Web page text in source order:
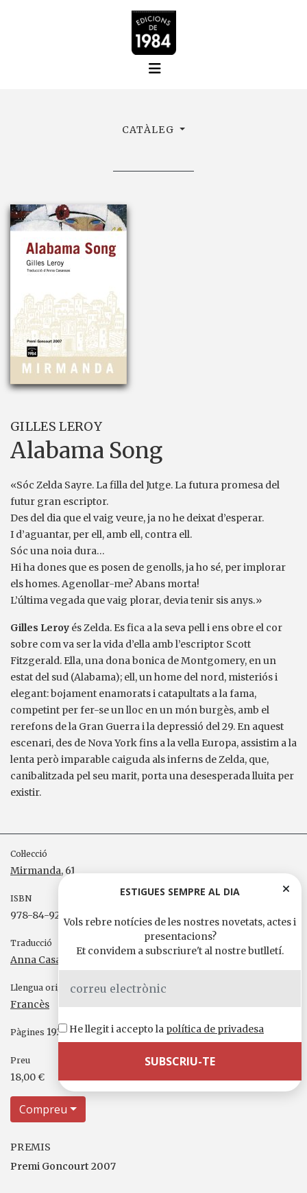
CATÀLEG
GILLES LEROY
Alabama Song
«Sóc Zelda Sayre. La filla del Jutge. La futura promesa del
futur gran escriptor.
Des del dia que el vaig veure, ja no he deixat d’esperar.
I d’aguantar, per ell, amb ell, contra ell.
Sóc una noia dura…
Hi ha dones que es posen de genolls, ja ho sé, per implorar
els homes. Agenollar-me? Abans morta!
L’última vegada que vaig plorar, devia tenir sis anys.»
Gilles Leroy és Zelda. Es fica a la seva pell i ens obre el cor
sobre com va ser la vida d’ella amb l’escriptor Scott
Fitzgerald. Ella, una dona bonica de Montgomery, en un
estat del sud (Alabama); ell, un home del nord, misteriós i
elegant: bojament enamorats i catapultats a la fama,
competint per fer-se un lloc en un món burgès, amb el
rerefons de la Gran Guerra i la depressió del 29. En aquest
escenari, des de Nova York fins a la vella Europa, assistim a la
lenta però imparable caiguda als inferns de Zelda, que,
canibalitzada pel seu marit, porta una desesperada lluita per
existir.
Col·lecció
Mirmanda, 61
ISBN
978-84-92440-20-7
Traducció
Anna Casassas
Llengua original
Francès
Pàgines 192
Preu
18,00 €
Compreu
PREMIS
Premi Goncourt 2007
ESTIGUES SEMPRE AL DIA
Vols rebre notícies de les nostres novetats, actes i
presentacions?
Et convidem a subscriure't al nostre butlletí.
He llegit i accepto la política de privadesa